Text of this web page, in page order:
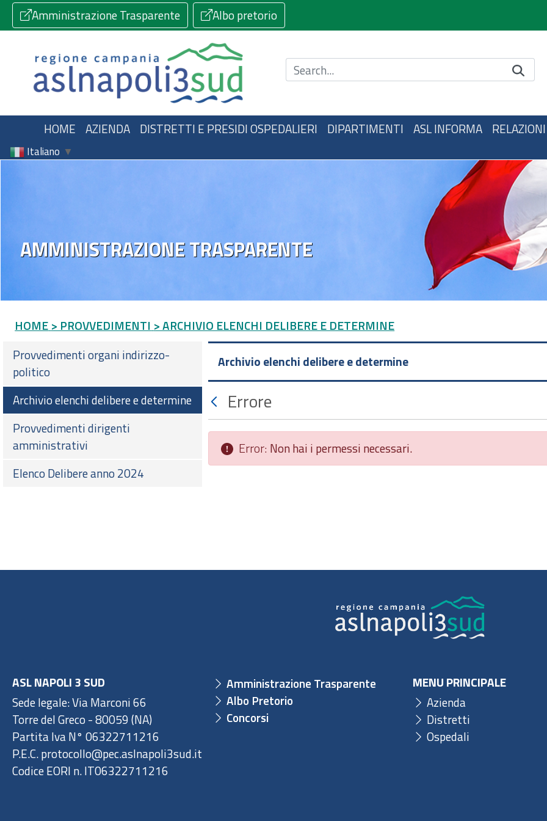
Amministrazione Trasparente Albo pretorio
Cerca nel sito
HOME AZIENDA DISTRETTI E PRESIDI OSPEDALIERI DIPARTIMENTI ASL INFORMA
Italiano ▼
AMMINISTRAZIONE TRASPARENTE
HOME > PROVVEDIMENTI > ARCHIVIO ELENCHI DELIBERE E DETERMINE
Provvedimenti organi indirizzo-
politico
Archivio elenchi delibere e determine
Provvedimenti dirigenti
amministrativi
Elenco Delibere anno 2024
Archivio elenchi delibere e determine
Errore
Error: Non hai i permessi necessari.
ASL NAPOLI 3 SUD
Sede legale: Via Marconi 66
Torre del Greco - 80059 (NA)
Partita Iva N° 06322711216
P.E.C. protocollo@pec.aslnapoli3sud.it
Codice EORI n. IT06322711216
Amministrazione Trasparente
Albo Pretorio
Concorsi
MENU PRINCIPALE
Azienda
Distretti
Ospedali